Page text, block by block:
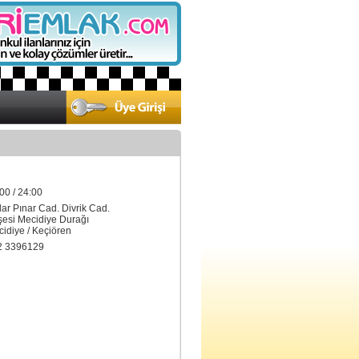
/ 24:00
Pınar Cad. Divrik Cad.
Mecidiye Durağı
/ Keçiören
3396129